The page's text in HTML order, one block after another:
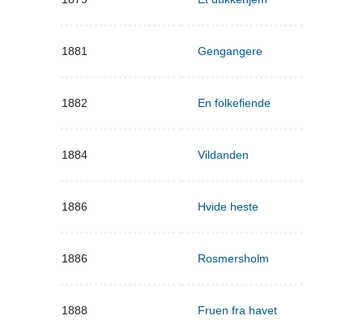
1881 Gengangere
1882 En folkefiende
1884 Vildanden
1886 Hvide heste
1886 Rosmersholm
1888 Fruen fra havet